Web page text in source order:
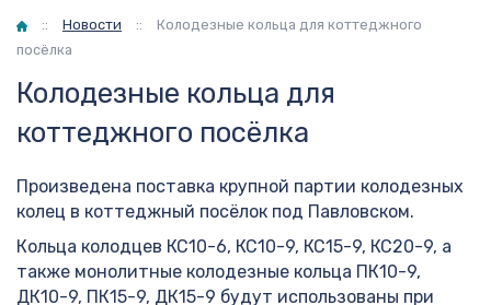
Главная
:: Новости ::
Колодезные кольца для коттеджного
посёлка
Колодезные кольца для
коттеджного посёлка
Произведена поставка крупной партии колодезных
колец в коттеджный посёлок под Павловском.
Кольца колодцев КС10-6, КС10-9, КС15-9, КС20-9, а
также монолитные колодезные кольца ПК10-9,
ДК10-9, ПК15-9, ДК15-9 будут использованы при